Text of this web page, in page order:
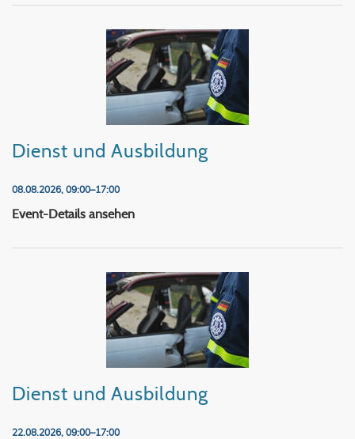
Dienst und Ausbildung
08.08.2026, 09:00–17:00
Event-Details ansehenDienst und Ausbildung
Dienst und Ausbildung
22.08.2026, 09:00–17:00